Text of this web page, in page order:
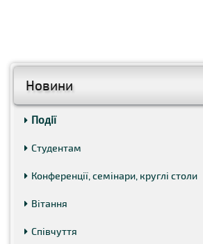
Новини
Події
Студентам
Конференції, семінари, круглі столи
Вітання
Співчуття